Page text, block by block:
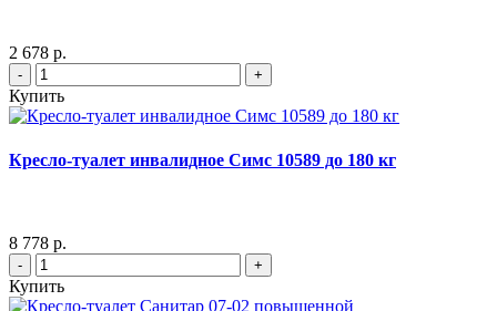
2 678 р.
- +
Купить
Кресло-туалет инвалидное Симс 10589 до 180 кг
8 778 р.
- +
Купить